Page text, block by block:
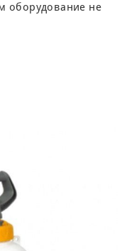
оборудование не